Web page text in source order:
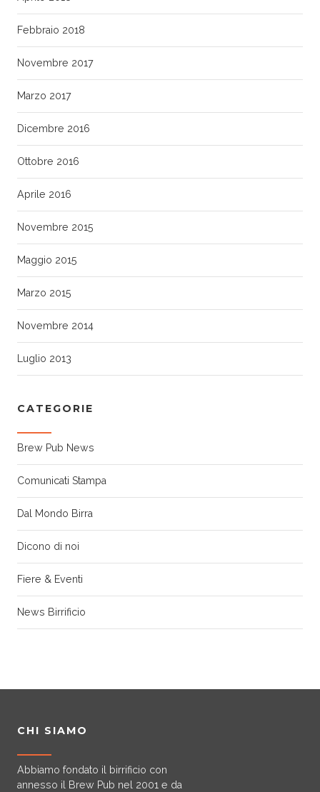
Febbraio 2018
Novembre 2017
Marzo 2017
Dicembre 2016
Ottobre 2016
Aprile 2016
Novembre 2015
Maggio 2015
Marzo 2015
Novembre 2014
Luglio 2013
CATEGORIE
Brew Pub News
Comunicati Stampa
Dal Mondo Birra
Dicono di noi
Fiere & Eventi
News Birrificio
CHI SIAMO
Abbiamo fondato il birrificio con
annesso il Brew Pub nel 2001 e da